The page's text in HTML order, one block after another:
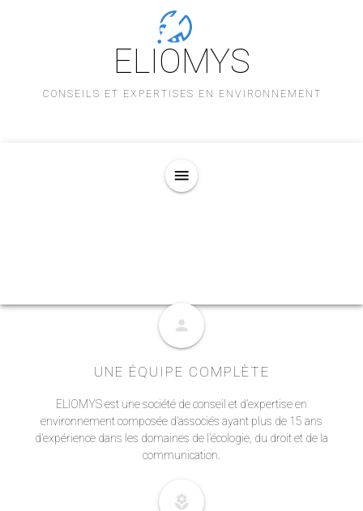
ELIOMYS
CONSEILS ET EXPERTISES EN ENVIRONNEMENT
menu
person
UNE ÉQUIPE COMPLÈTE
ELIOMYS est une société de conseil et d’expertise en
environnement composée d’associés ayant plus de 15 ans
d’expérience dans les domaines de l’écologie, du droit et de la
communication.
local_florist